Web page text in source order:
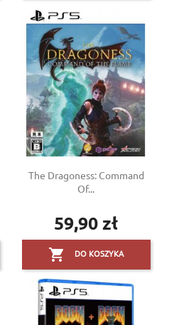
The Dragoness: Command
Of...
Cena
59,90 zł
 DO KOSZYKA